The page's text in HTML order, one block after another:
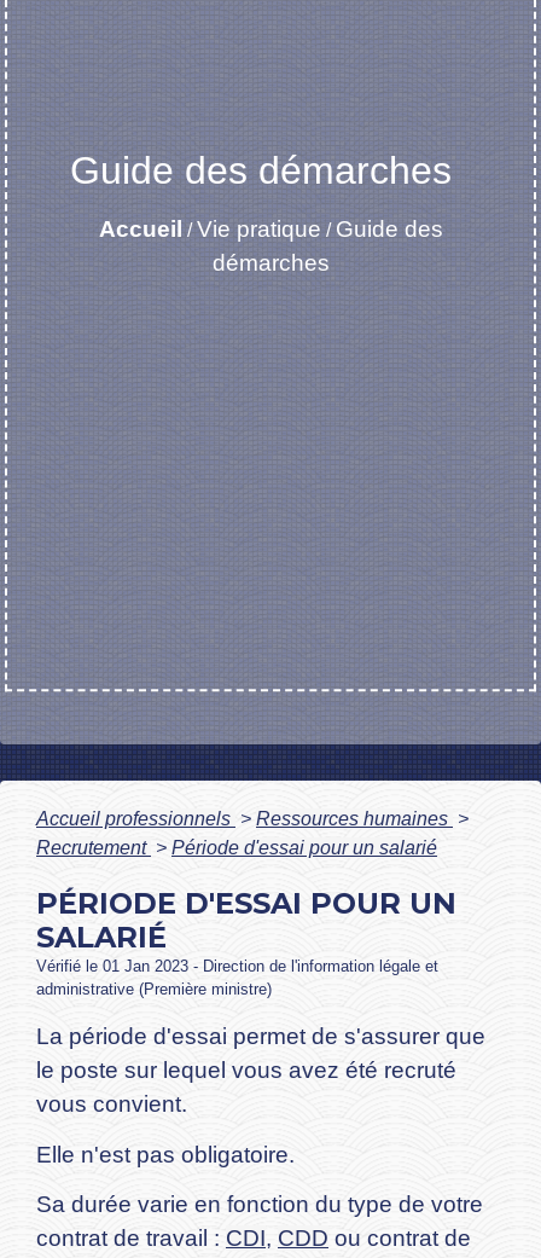
Guide des démarches
Accueil /Vie pratique / Guide des
démarches
Accueil professionnels > Ressources humaines >
Recrutement > Période d'essai pour un salarié
PÉRIODE D'ESSAI POUR UN
SALARIÉ
Vérifié le 01 Jan 2023 - Direction de l'information légale et
administrative (Première ministre)
La période d'essai permet de s'assurer que
le poste sur lequel vous avez été recruté
vous convient.
Elle n'est pas obligatoire.
Sa durée varie en fonction du type de votre
contrat de travail : CDI, CDD ou contrat de